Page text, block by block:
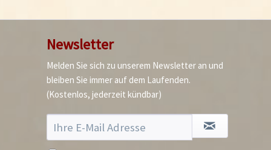
Newsletter
Melden Sie sich zu unserem Newsletter an und
bleiben Sie immer auf dem Laufenden.
(Kostenlos, jederzeit kündbar)